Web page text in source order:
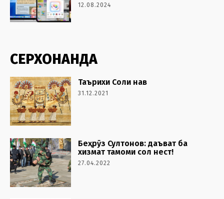
12.08.2024
СЕРХОНАНДА
Таърихи Соли нав
31.12.2021
Беҳрӯз Султонов: даъват ба
хизмат тамоми сол нест!
27.04.2022